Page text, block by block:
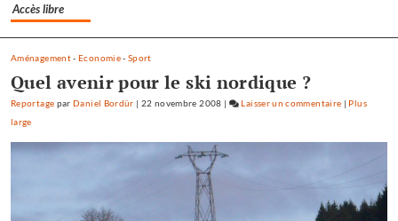
Accès libre
Aménagement-Economie-Sport
Quel avenir pour le ski nordique ?
Reportage parDaniel Bordür | 22 novembre 2008 | Laisser un commentaire on
les
montagne
seront
| Plus
large